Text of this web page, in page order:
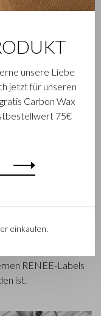
Firma Castelijn &
das
den Beschluss
Mittlerweile
Können in
RENEE-Labels
ist.
unsere Liebe
jetzt für unseren
Carbon Wax
75€
einkaufen.